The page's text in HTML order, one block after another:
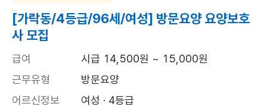
[가락동/4등급/96세/여성] 방문요양 요양보호
사 모집
급여
시급 14,500원 ~ 15,000원
근무유형
방문요양
어르신정보
여성 · 4등급